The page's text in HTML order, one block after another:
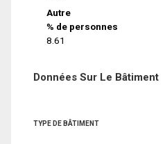
Autre
% de personnes
8.61
Données Sur Le Bâtiment
TYPE DE BÂTIMENT